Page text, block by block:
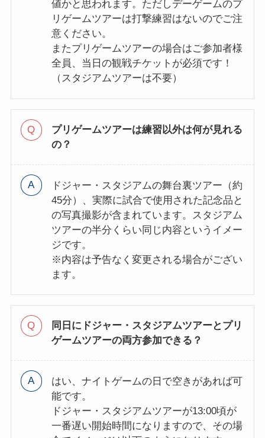
値かと思われます。ただしデーゲームのプ
リゲームツアーは打撃練習はないのでご注
意ください。
またプリゲームツアーの場合はご参加者様
全員、当日の観戦チケットが必須です！
（スタジアムツアーは不要）
プリゲームツアーは練習以外は何が見れる
の？
ドジャー・スタジアムの舞台裏ツアー（約
45分）、実際に試合で使用された記念品と
の写真撮影が含まれています。スタジアム
ツアーの半分くらい同じ内容というイメー
ジです。
※内容は予告なく変更される場合がござい
ます。
同日にドジャー・スタジアムツアーとプリ
ゲームツアーの両方参加できる？
はい、ナイトゲームの日で空きがあれば可
能です。
ドジャー・スタジアムツアーが13:00頃が
一番遅い開始時間になりますので、その場